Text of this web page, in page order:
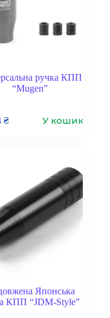
ручка КПП
“Mugen”
₴ У кошик
Японська
КПП “JDM-Style”